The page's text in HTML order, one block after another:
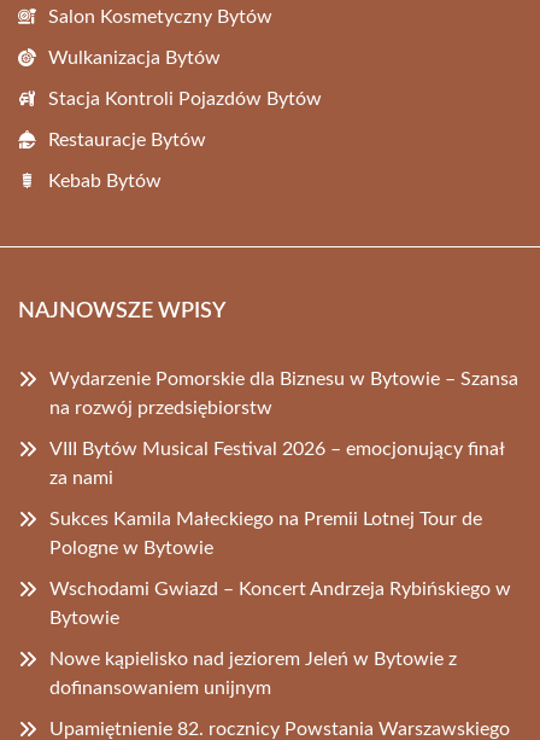
Salon Kosmetyczny Bytów
Wulkanizacja Bytów
Stacja Kontroli Pojazdów Bytów
Restauracje Bytów
Kebab Bytów
NAJNOWSZE WPISY
Wydarzenie Pomorskie dla Biznesu w Bytowie – Szansa
na rozwój przedsiębiorstw
VIII Bytów Musical Festival 2026 – emocjonujący finał
za nami
Sukces Kamila Małeckiego na Premii Lotnej Tour de
Pologne w Bytowie
Wschodami Gwiazd – Koncert Andrzeja Rybińskiego w
Bytowie
Nowe kąpielisko nad jeziorem Jeleń w Bytowie z
dofinansowaniem unijnym
Upamiętnienie 82. rocznicy Powstania Warszawskiego